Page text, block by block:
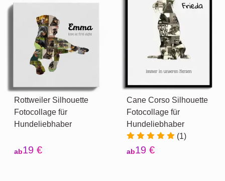
Rottweiler Silhouette
Fotocollage für
Hundeliebhaber
ab19 €
Cane Corso Silhouette
Fotocollage für
Hundeliebhaber
(1)
ab19 €